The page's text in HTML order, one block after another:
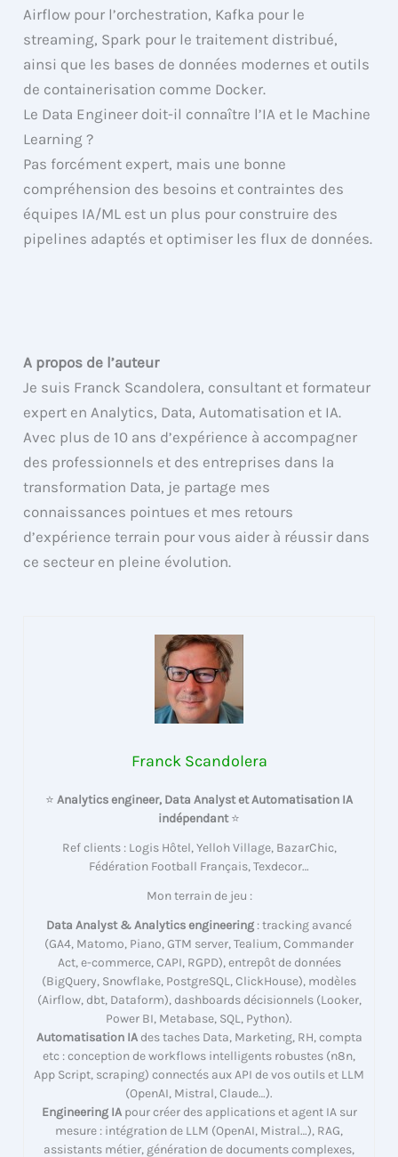
Airflow pour l’orchestration, Kafka pour le
streaming, Spark pour le traitement distribué,
ainsi que les bases de données modernes et outils
de containerisation comme Docker.
Le Data Engineer doit-il connaître l’IA et le Machine
Learning ?
Pas forcément expert, mais une bonne
compréhension des besoins et contraintes des
équipes IA/ML est un plus pour construire des
pipelines adaptés et optimiser les flux de données.
A propos de l’auteur
Je suis Franck Scandolera, consultant et formateur
expert en Analytics, Data, Automatisation et IA.
Avec plus de 10 ans d’expérience à accompagner
des professionnels et des entreprises dans la
transformation Data, je partage mes
connaissances pointues et mes retours
d’expérience terrain pour vous aider à réussir dans
ce secteur en pleine évolution.
Franck Scandolera
⭐ Analytics engineer, Data Analyst et Automatisation IA
indépendant⭐
Ref clients : Logis Hôtel, Yelloh Village, BazarChic,
Fédération Football Français, Texdecor…
Mon terrain de jeu :
Data Analyst & Analytics engineering : tracking avancé
(GA4, Matomo, Piano, GTM server, Tealium, Commander
Act, e-commerce, CAPI, RGPD), entrepôt de données
(BigQuery, Snowflake, PostgreSQL, ClickHouse), modèles
(Airflow, dbt, Dataform), dashboards décisionnels (Looker,
Power BI, Metabase, SQL, Python).
Automatisation IAdes taches Data, Marketing, RH, compta
etc : conception de workflows intelligents robustes (n8n,
App Script, scraping) connectés aux API de vos outils et LLM
(OpenAI, Mistral, Claude…).
Engineering IApour créer des applications et agent IA sur
mesure : intégration de LLM (OpenAI, Mistral…), RAG,
assistants métier, génération de documents complexes,